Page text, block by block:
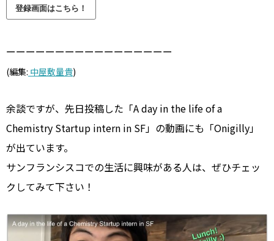
ーーーーーーーーーーーーーーーーー
(編集: 中屋敷量貴)
余談ですが、先日投稿した「A day in the life of a
Chemistry Startup intern in SF」の動画にも「Onigilly」
が出ています。
サンフランシスコでの生活に興味がある人は、ぜひチェッ
クしてみて下さい！